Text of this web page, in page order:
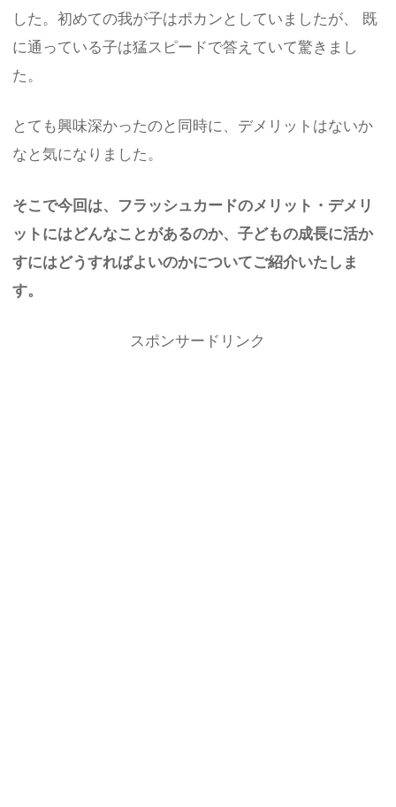
した。初めての我が子はポカンとしていましたが、 既
に通っている子は猛スピードで答えていて驚きまし
た。
とても興味深かったのと同時に、デメリットはないか
なと気になりました。
そこで今回は、フラッシュカードのメリット・デメリ
ットにはどんなことがあるのか、子どもの成長に活か
すにはどうすればよいのかについてご紹介いたしま
す。
スポンサードリンク